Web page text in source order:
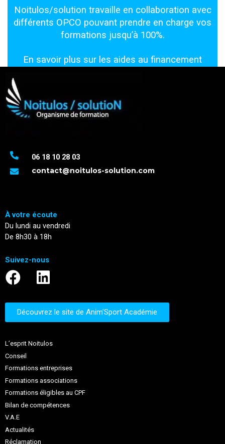
Noitulos/solution travaille en collaboration avec
différents OPCO pouvant prendre en charge vos
formations jusqu’à 100%.
En savoir plus sur les aides au financement
06 18 10 28 03
contact@noitulos-solution.com
À votre écoute
Du lundi au vendredi
De 8h30 à 18h
Suivez-nous
Découvrez le site de Anim'Sport Académie
L’esprit Noitulos
Conseil
Formations entreprises
Formations associations
Formations éligibles au CPF
Bilan de compétences
V.A.E
Actualités
Réclamation